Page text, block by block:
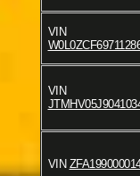
VIN
VIN
VIN